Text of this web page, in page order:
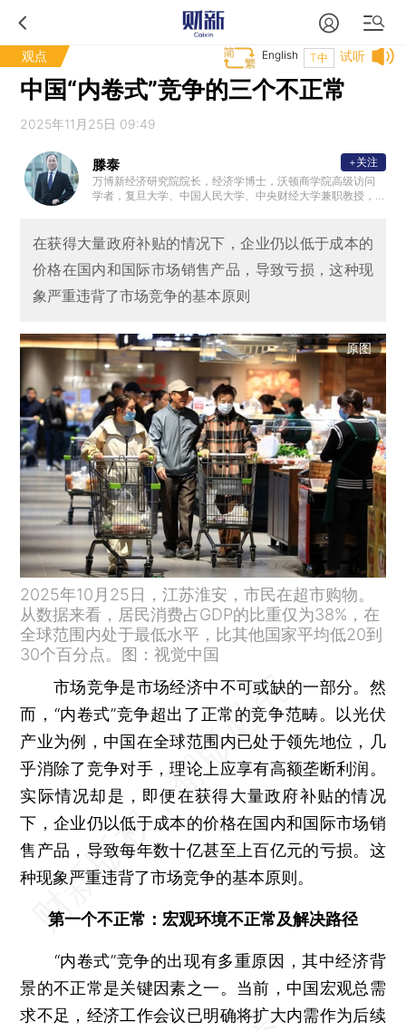
观点 试听
T中
English
中国“内卷式”竞争的三个不正常
2025年11月25日 09:49
滕泰
万博新经济研究院院长，经济学博士，沃顿商学院高级访问
学者，复旦大学、中国人民大学、中央财经大学兼职教授，
学家。2012年发表《新供给主义宣言》，最早呼吁供给侧改
革，是新供给经济学、软价值理论的提出者。
+关注
在获得大量政府补贴的情况下，企业仍以低于成本的
价格在国内和国际市场销售产品，导致亏损，这种现
象严重违背了市场竞争的基本原则
原图
2025年10月25日，江苏淮安，市民在超市购物。
从数据来看，居民消费占GDP的比重仅为38%，在
全球范围内处于最低水平，比其他国家平均低20到
30个百分点。图：视觉中国
市场竞争是市场经济中不可或缺的一部分。然
而，“内卷式”竞争超出了正常的竞争范畴。以光伏
产业为例，中国在全球范围内已处于领先地位，几
乎消除了竞争对手，理论上应享有高额垄断利润。
实际情况却是，即便在获得大量政府补贴的情况
下，企业仍以低于成本的价格在国内和国际市场销
售产品，导致每年数十亿甚至上百亿元的亏损。这
种现象严重违背了市场竞争的基本原则。
第一个不正常：宏观环境不正常及解决路径
“内卷式”竞争的出现有多重原因，其中经济背
景的不正常是关键因素之一。当前，中国宏观总需
求不足，经济工作会议已明确将扩大内需作为后续